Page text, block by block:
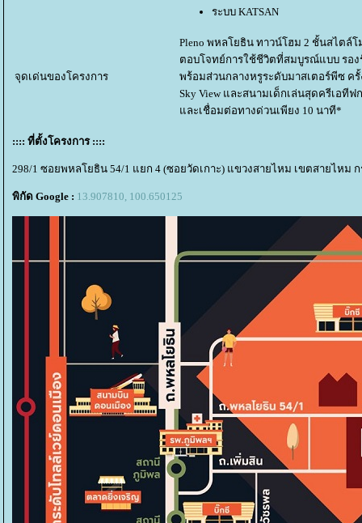
ระบบ KATSAN
จุดเด่นของโครงการ
Pleno พหลโยธิน ทาวน์โฮม 2 ชั้นสไตล์
ตอบโจทย์การใช้ชีวิตที่สมบูรณ์แบบ รอ
พร้อมส่วนกลางหรูระดับมาสเตอร์พีซ ค
Sky View และสนามเด็กเล่นสุดครีเอทีฟ
ละเชื่อมต่อทางด่วนเพียง 10 นาที*
:::: ที่ตั้งโครงการ ::::
298/1 ซอยพหลโยธิน 54/1 แยก 4 (ซอยวัดเกาะ) แขวงสายไหม เขตสายไหม
พิกัด Google : 13.907810, 100.650125